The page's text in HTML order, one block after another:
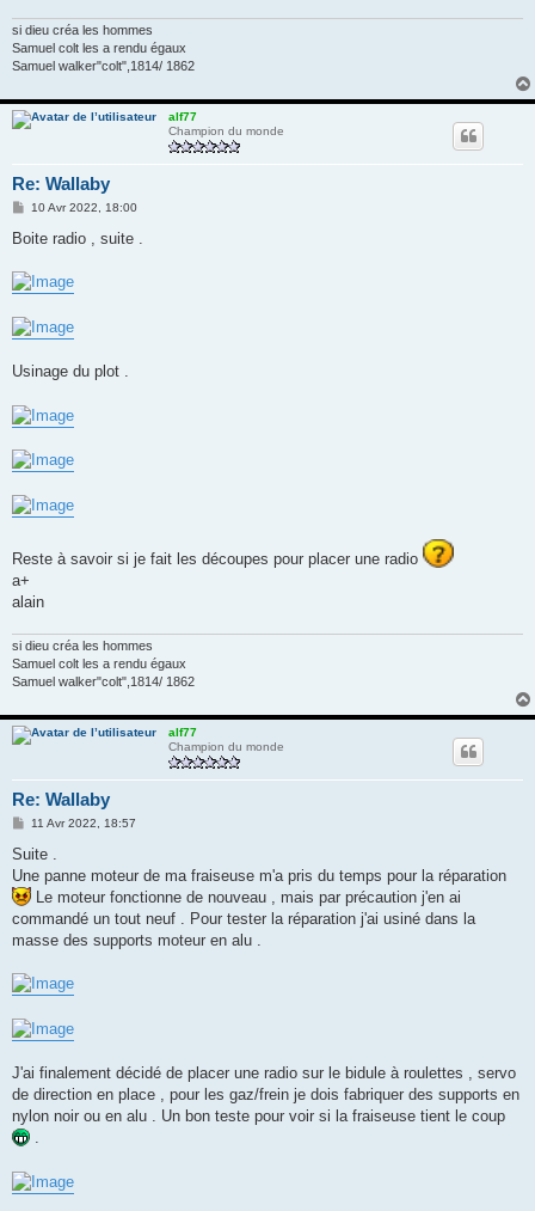
si dieu créa les hommes
Samuel colt les a rendu égaux
Samuel walker"colt",1814/ 1862
alf77
Champion du monde
Re: Wallaby
M
s
g
e
10 Avr 2022, 18:00
Boite radio , suite .
Usinage du plot .
Reste à savoir si je fait les découpes pour placer une radio
a+
alain
si dieu créa les hommes
Samuel colt les a rendu égaux
Samuel walker"colt",1814/ 1862
alf77
Champion du monde
Re: Wallaby
M
s
a
g
e
11 Avr 2022, 18:57
Suite .
Une panne moteur de ma fraiseuse m'a pris du temps pour la réparation
Le moteur fonctionne de nouveau , mais par précaution j'en ai
commandé un tout neuf . Pour tester la réparation j'ai usiné dans la
masse des supports moteur en alu .
J'ai finalement décidé de placer une radio sur le bidule à roulettes , servo
de direction en place , pour les gaz/frein je dois fabriquer des supports en
nylon noir ou en alu . Un bon teste pour voir si la fraiseuse tient le coup